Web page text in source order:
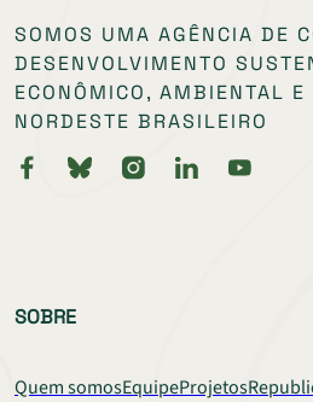
SOMOS UMA AGÊNCIA DE
DESENVOLVIMENTO
ECONÔMICO, AMBIENTAL E
NORDESTE BRASILEIRO
SOBRE
Quem somosEquipeProjetos